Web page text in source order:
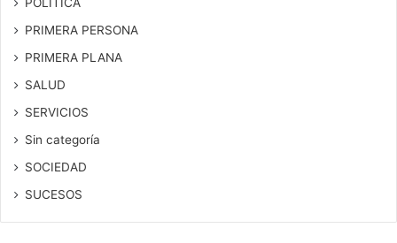
PRIMERA PERSONA
PRIMERA PLANA
SALUD
SERVICIOS
Sin categoría
SOCIEDAD
SUCESOS